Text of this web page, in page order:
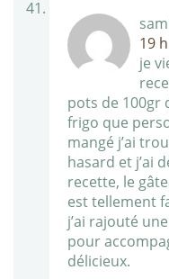
19
je
pots de 100gr
frigo que
mangé j’ai
hasard et j’ai
recette, le
est tellement
j’ai rajouté
pour
délicieux.